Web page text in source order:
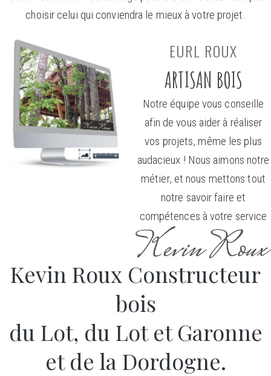
choisir celui qui conviendra le mieux à votre projet.
EURL ROUX
ARTISAN BOIS
Notre équipe vous conseille
afin de vous aider à réaliser
vos projets, même les plus
audacieux ! Nous aimons notre
métier, et nous mettons tout
notre savoir faire et
compétences à votre service
Kevin Roux Constructeur
bois
du Lot, du Lot et Garonne
et de la Dordogne.